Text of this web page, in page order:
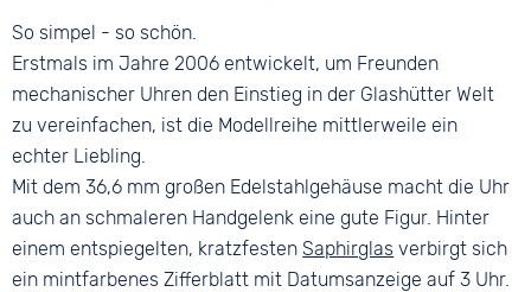
Farbe
Silber
Ziffern
Keine
Material
Bandschließe
Dornschließe
So simpel - so schön.
Erstmals im Jahre 2006 entwickelt, um Freunden
mechanischer Uhren den Einstieg in der Glashütter Welt
zu vereinfachen, ist die Modellreihe mittlerweile ein
echter Liebling.
Mit dem 36,6 mm großen Edelstahlgehäuse macht die Uhr
auch an schmaleren Handgelenk eine gute Figur. Hinter
einem entspiegelten, kratzfestenSaphirglas verbirgt sich
ein mintfarbenes Zifferblatt mit Datumsanzeige auf 3 Uhr.